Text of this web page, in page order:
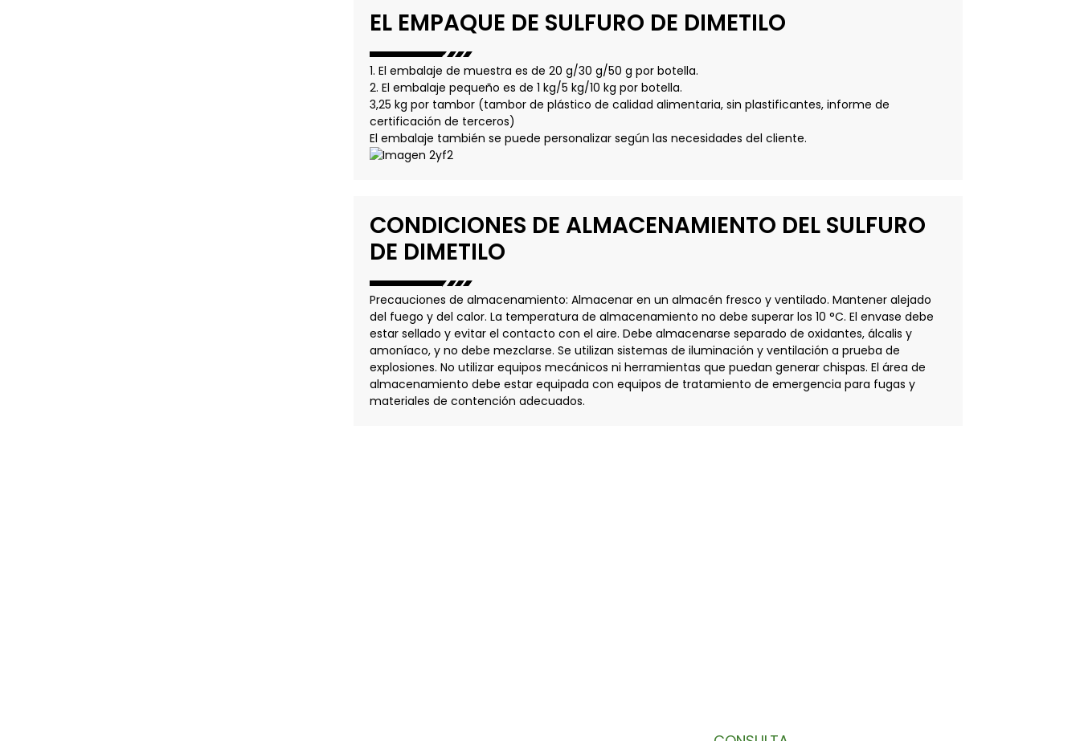
EL EMPAQUE DE SULFURO DE DIMETILO
1. El embalaje de muestra es de 20 g/30 g/50 g por botella.
2. El embalaje pequeño es de 1 kg/5 kg/10 kg por botella.
3,25 kg por tambor (tambor de plástico de calidad alimentaria, sin plastificantes, informe de
certificación de terceros)
El embalaje también se puede personalizar según las necesidades del cliente.
CONDICIONES DE ALMACENAMIENTO DEL SULFURO
DE DIMETILO
Precauciones de almacenamiento: Almacenar en un almacén fresco y ventilado. Mantener alejado
del fuego y del calor. La temperatura de almacenamiento no debe superar los 10 °C. El envase debe
estar sellado y evitar el contacto con el aire. Debe almacenarse separado de oxidantes, álcalis y
amoníaco, y no debe mezclarse. Se utilizan sistemas de iluminación y ventilación a prueba de
explosiones. No utilizar equipos mecánicos ni herramientas que puedan generar chispas. El área de
almacenamiento debe estar equipada con equipos de tratamiento de emergencia para fugas y
materiales de contención adecuados.